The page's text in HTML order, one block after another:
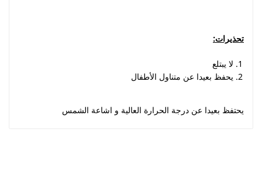
تحذيرات:
لا يبتلع
يحفظ بعيدا عن متناول الأطفال
يحتفظ بعيدا عن درجة الحرارة العالية و اشاعة الشمس